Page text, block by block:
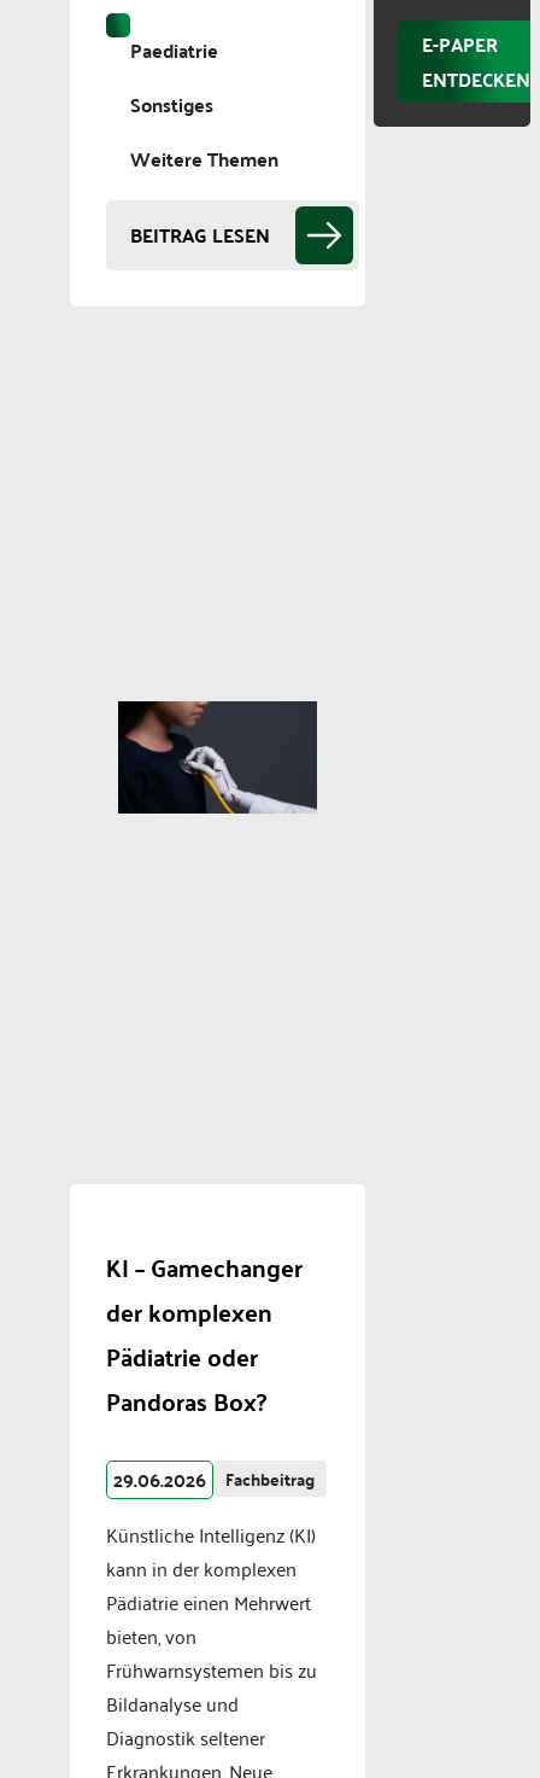
Paediatrie
Sonstiges
Weitere Themen
BEITRAG LESEN
KI – Gamechanger
der komplexen
Pädiatrie oder
Pandoras Box?
29.06.2026 Fachbeitrag
Künstliche Intelligenz (KI)
kann in der komplexen
Pädiatrie einen Mehrwert
bieten, von
Frühwarnsystemen bis zu
Bildanalyse und
Diagnostik seltener
Erkrankungen. Neue
E-PAPER
ENTDECKEN